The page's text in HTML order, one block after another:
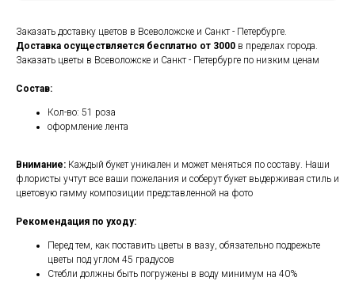
Заказать доставку цветов в Всеволожске и Санкт - Петербурге.
Доставка осуществляется бесплатно от 3000 в пределах города.
Заказать цветы в Всеволожске и Санкт - Петербурге по низким ценам
Состав:
Кол-во: 51 роза
оформление лента
Внимание: Каждый букет уникален и может меняться по составу. Наши
флористы учтут все ваши пожелания и соберут букет выдерживая стиль и
цветовую гамму композиции представленной на фото
Рекомендация по уходу:
Перед тем, как поставить цветы в вазу, обязательно подрежьте
цветы под углом 45 градусов
Стебли должны быть погружены в воду минимум на 40%